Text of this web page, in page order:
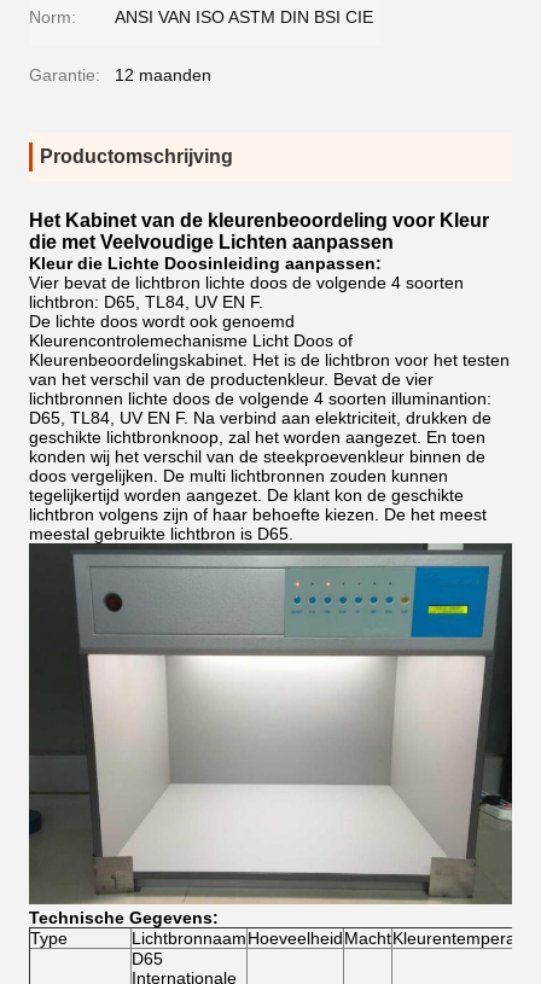
Norm: ANSI VAN ISO ASTM DIN BSI CIE
Garantie: 12 maanden
Productomschrijving
Het Kabinet van de kleurenbeoordeling voor Kleur
die met Veelvoudige Lichten aanpassen
Kleur die Lichte Doosinleiding aanpassen:
Vier bevat de lichtbron lichte doos de volgende 4 soorten
lichtbron: D65, TL84, UV EN F.
De lichte doos wordt ook genoemd
Kleurencontrolemechanisme Licht Doos of
Kleurenbeoordelingskabinet. Het is de lichtbron voor het testen
van het verschil van de productenkleur. Bevat de vier
lichtbronnen lichte doos de volgende 4 soorten illuminantion:
D65, TL84, UV EN F. Na verbind aan elektriciteit, drukken de
geschikte lichtbronknoop, zal het worden aangezet. En toen
konden wij het verschil van de steekproevenkleur binnen de
doos vergelijken. De multi lichtbronnen zouden kunnen
tegelijkertijd worden aangezet. De klant kon de geschikte
lichtbron volgens zijn of haar behoefte kiezen. De het meest
meestal gebruikte lichtbron is D65.
Technische Gegevens:
Type
LichtbronnaamHoeveelheidMacht
D65
Internationale